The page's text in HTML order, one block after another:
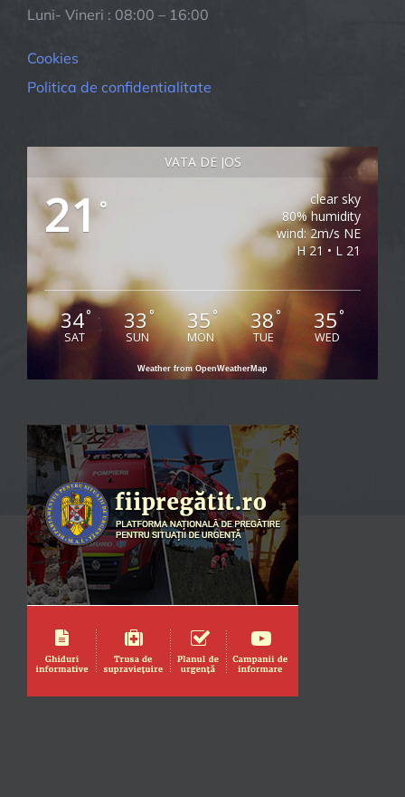
Luni- Vineri : 08:00 – 16:00
Cookies
Politica de confidentialitate
VATA DE JOS
21°
clear sky
80% humidity
wind: 2m/s NE
H 21 • L 21
34°
SAT
33°
SUN
35°
MON
38°
TUE
35°
WED
Weather from OpenWeatherMap